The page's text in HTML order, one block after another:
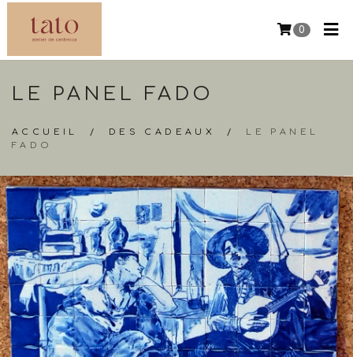
0
LE PANEL FADO
ACCUEIL / DES CADEAUX / LE PANEL
FADO